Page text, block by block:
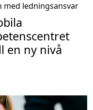
med ledningsansvar
en ny nivå